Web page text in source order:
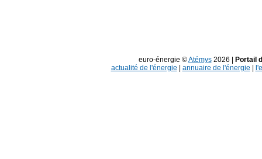
euro-énergie ©Atémys2026 |
Portail
actualité de l'énergie
annuaire de l'énergie